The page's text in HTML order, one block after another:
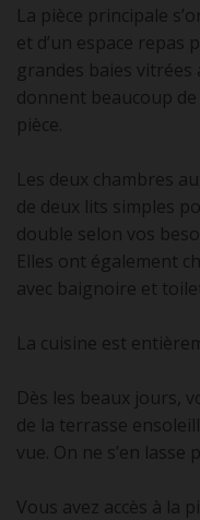
La pièce principale
et d’un espace repas
grandes baies vitrées
donnent beaucoup
pièce.
Les deux chambres
de deux lits simples
double selon vos
Elles ont également
avec baignoire et
La cuisine est
Dès les beaux jours,
de la terrasse
vue. On ne s’en lasse
Vous avez accès à la